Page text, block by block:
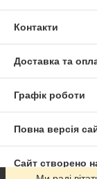
Контакти
Доставка та
Графік роботи
Повна версія
Сайт створено